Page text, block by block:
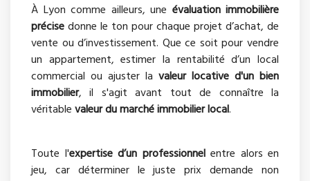
À Lyon comme ailleurs, une évaluation immobilière
précisedonne le ton pour chaque projet d’achat, de
vente ou d’investissement. Que ce soit pour vendre
un appartement, estimer la rentabilité d’un local
commercial ou ajuster la valeur locative d'un bien
immobilier, il s'agit avant tout de connaître la
véritablevaleur du marché immobilier local.
Toute l'expertise d’un professionnelentre alors en
jeu, car déterminer le juste prix demande non